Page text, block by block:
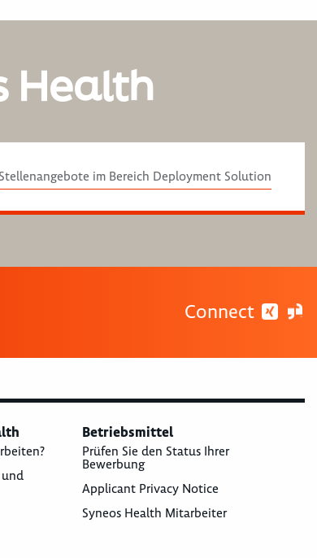
Health
Stellenangebote im Bereich Deployment Solution
Connect
und
Betriebsmittel
Prüfen Sie den Status Ihrer
Bewerbung
Applicant Privacy Notice
Syneos Health Mitarbeiter